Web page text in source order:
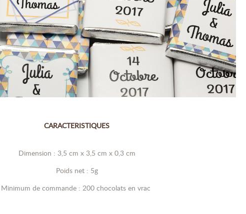
CARACTERISTIQUES
Dimension : 3,5 cm x 3,5 cm x 0,3 cm
Poids net : 5g
Minimum de commande : 200 chocolats en vrac